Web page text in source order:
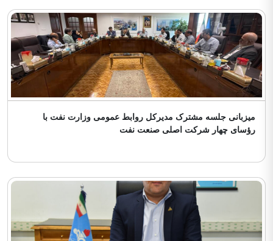
میزبانی جلسه مشترک مدیرکل روابط عمومی وزارت نفت با
رؤسای چهار شرکت اصلی صنعت نفت